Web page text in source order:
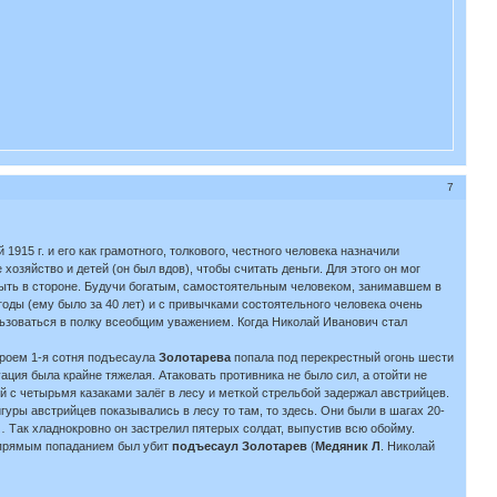
7
г. и его как грамотного, толкового, честного человека назначили
и детей (он был вдов), чтобы считать деньги. Для этого он мог
в стороне. Будучи богатым, самостоятельным человеком, занимавшем в
(ему было за 40 лет) и с привычками состоятельного человека очень
в полку всеобщим уважением. Когда Николай Иванович стал
1-я сотня подъесаула Золотаревапопала под перекрестный огонь шести
была крайне тяжелая. Атаковать противника не было сил, а отойти не
с четырьмя казаками залёг в лесу и меткой стрельбой задержал австрийцев.
австрийцев показывались в лесу то там, то здесь. Они были в шагах 20-
хладнокровно он застрелил пятерых солдат, выпустив всю обойму.
попаданием был убит подъесаул Золотарев(Медяник Л . Николай